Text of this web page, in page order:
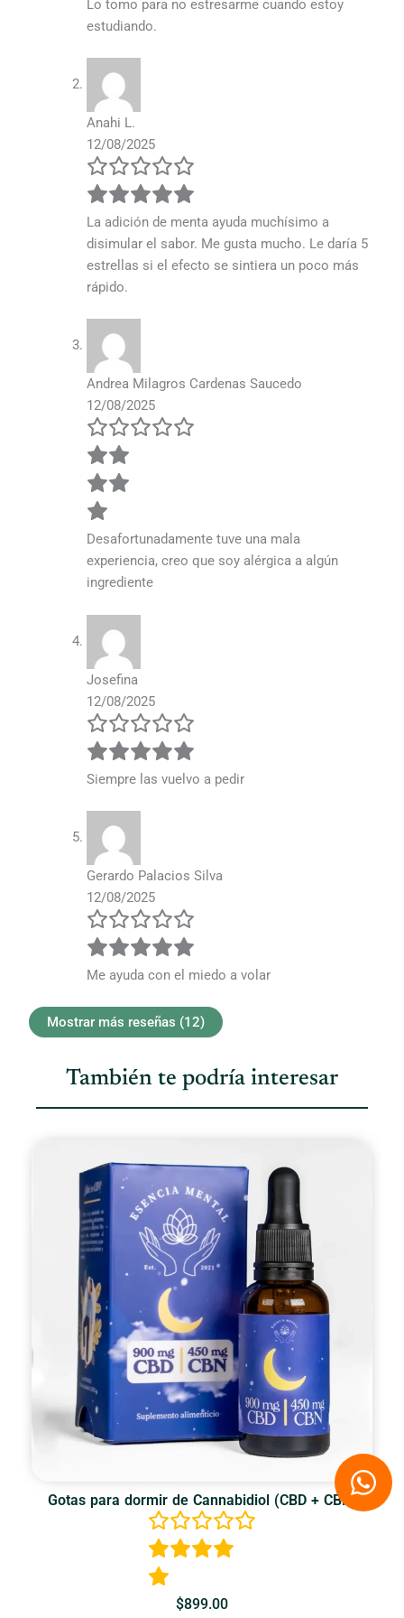
Lo tomo para no estresarme cuando estoy
estudiando.
Anahi L.
12/08/2025
La adición de menta ayuda muchísimo a
disimular el sabor. Me gusta mucho. Le daría 5
estrellas si el efecto se sintiera un poco más
rápido.
Andrea Milagros Cardenas Saucedo
12/08/2025
Desafortunadamente tuve una mala
experiencia, creo que soy alérgica a algún
ingrediente
Josefina
12/08/2025
Siempre las vuelvo a pedir
Gerardo Palacios Silva
12/08/2025
Me ayuda con el miedo a volar
Mostrar más reseñas (12)
También te podría interesar
Gotas para dormir de Cannabidiol (CBD + CBN)
$899.00
W
h